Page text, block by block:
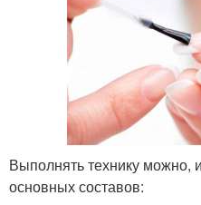
Выполнять технику можно,
основных составов: